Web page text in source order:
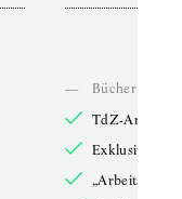
—
Bücher online
TdZ-Artikel
Exklusive